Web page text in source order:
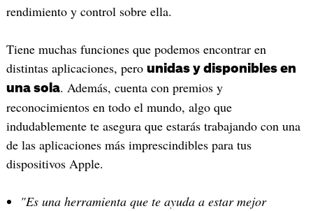
rendimiento y control sobre ella.
Tiene muchas funciones que podemos encontrar en
distintas aplicaciones, pero unidas y disponibles en
una sola. Además, cuenta con premios y
reconocimientos en todo el mundo, algo que
indudablemente te asegura que estarás trabajando con una
de las aplicaciones más imprescindibles para tus
dispositivos Apple.
"Es una herramienta que te ayuda a estar mejor